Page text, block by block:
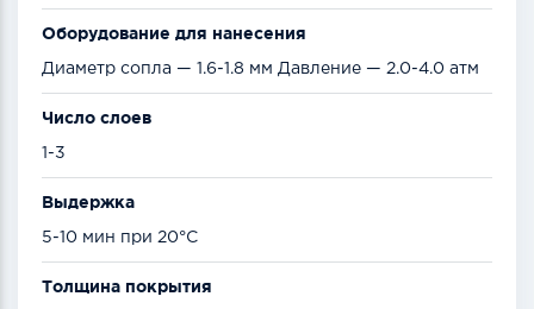
Оборудование для нанесения
Диаметр сопла — 1.6-1.8 мм Давление — 2.0-4.0 атм
Число слоев
1-3
Выдержка
5-10 мин при 20°С
Толщина покрытия